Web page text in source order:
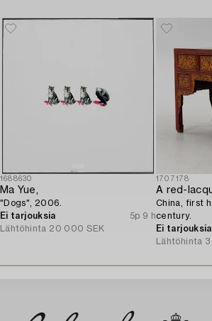
1688630
Ma Yue,
"Dogs", 2006.
Ei tarjouksia
5p 9 h
Lähtöhinta 20 000 SEK
1707178
A red-
China, first
century.
Ei tarjouksia
Lähtöhinta